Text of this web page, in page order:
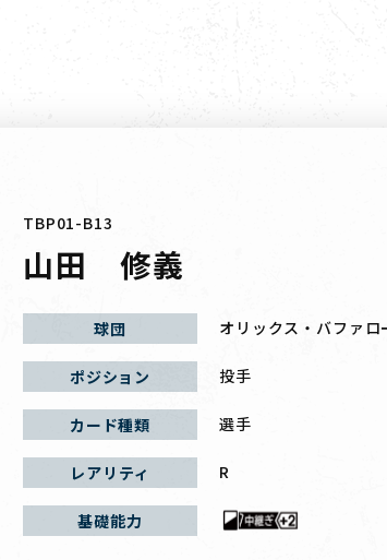
TBP01-B13
山田 修義
球団 オリックス・バファロ
ポジション 投手
カード種類 選手
レアリティ R
基礎能力